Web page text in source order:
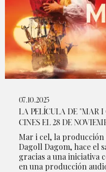
07.10.2025
LA PELÍCULA DE "MAR I
CINES EL 28 DE
Mar i cel, la producción
Dagoll Dagom, hace el
gracias a una iniciativa
en una producción